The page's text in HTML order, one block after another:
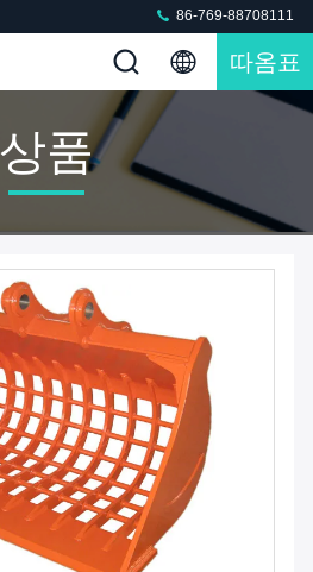
86-769-88708111
따옴표
상품